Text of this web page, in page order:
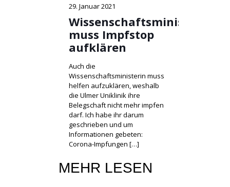
29. Januar 2021
Wissenschaftsministerin
muss Impfstop
aufklären
Auch die
Wissenschaftsministerin muss
helfen aufzuklären, weshalb
die Ulmer Uniklinik ihre
Belegschaft nicht mehr impfen
darf. Ich habe ihr darum
geschrieben und um
Informationen gebeten:
Corona-Impfungen […]
MEHR LESEN